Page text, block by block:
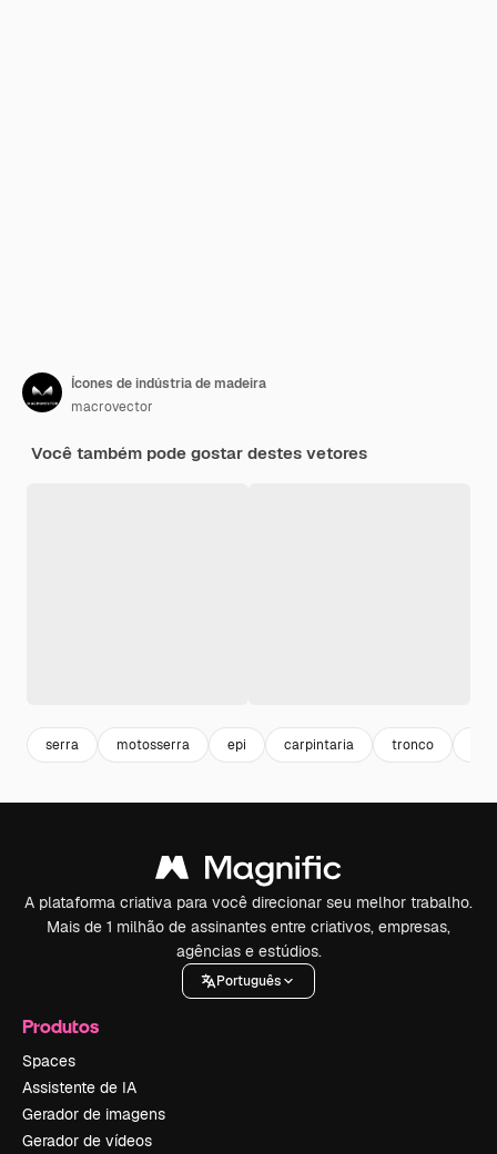
Ícones de indústria de madeira
macrovector
Você também pode gostar destes vetores
serra motosserra epi carpintaria tronco
A plataforma criativa para você direcionar seu melhor trabalho.
Mais de 1 milhão de assinantes entre criativos, empresas,
agências e estúdios.
Português
Produtos
Spaces
Assistente de IA
Gerador de imagens
Gerador de vídeos